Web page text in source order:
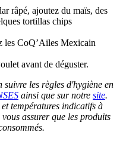
râpé, ajoutez du maïs, des
tortillas chips
les CoQ’Ailes Mexicain
avant de déguster.
les règles d'hygiène en
ainsi que sur notre site.
températures indicatifs à
assurer que les produits